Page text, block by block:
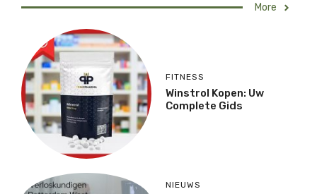
More
FITNESS
Winstrol Kopen: Uw
Complete Gids
NIEUWS